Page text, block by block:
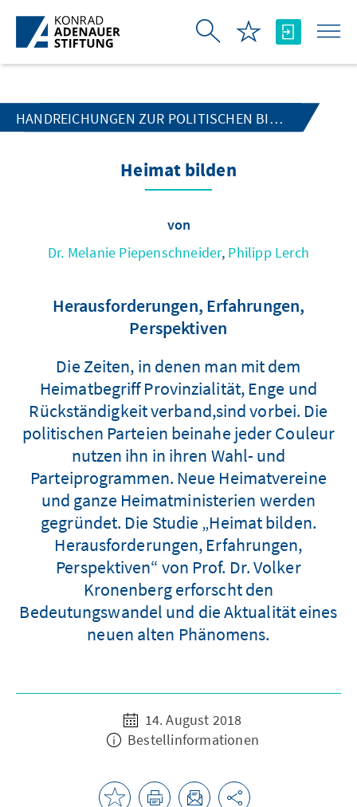
Zum Hauptinhalt springen
HANDREICHUNGEN ZUR POLITISCHEN BILDUNG
Heimat bilden
von
Dr. Melanie Piepenschneider, Philipp Lerch
Herausforderungen, Erfahrungen,
Perspektiven
Die Zeiten, in denen man mit dem
Heimatbegriff Provinzialität, Enge und
Rückständigkeit verband,sind vorbei. Die
politischen Parteien beinahe jeder Couleur
nutzen ihn in ihren Wahl- und
Parteiprogrammen. Neue Heimatvereine
und ganze Heimatministerien werden
gegründet. Die Studie „Heimat bilden.
Herausforderungen, Erfahrungen,
Perspektiven“ von Prof. Dr. Volker
Kronenberg erforscht den
Bedeutungswandel und die Aktualität eines
neuen alten Phänomens.
14. August 2018
Bestellinformationen